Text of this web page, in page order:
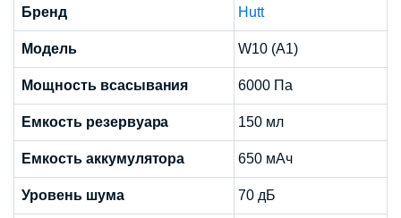
Бренд Hutt
Модель W10 (A1)
Мощность всасывания 6000 Па
Емкость резервуара 150 мл
Емкость аккумулятора 650 мАч
Уровень шума 70 дБ